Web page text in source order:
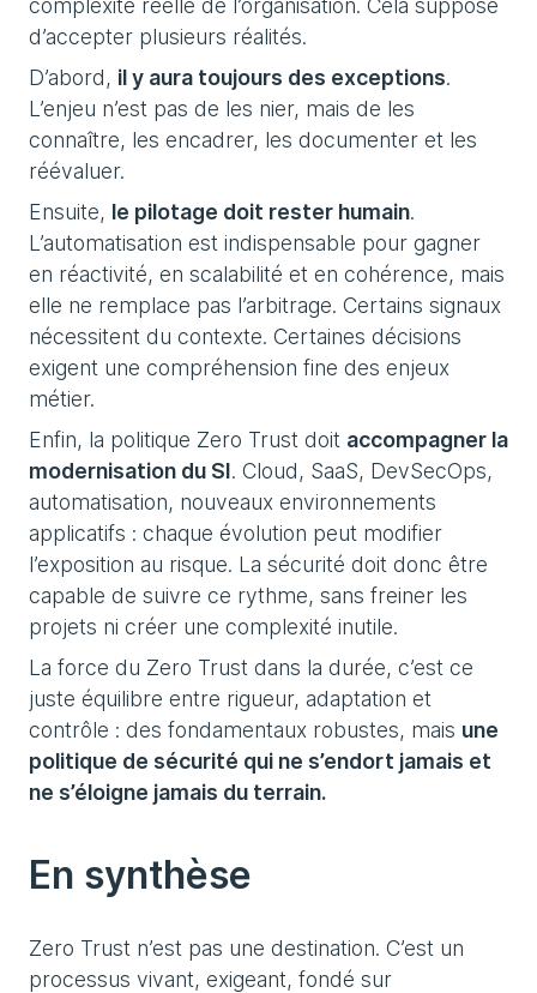
d’accepter plusieurs réalités.
D’abord, il y aura toujours des exceptions.
L’enjeu n’est pas de les nier, mais de les
connaître, les encadrer, les documenter et les
réévaluer.
Ensuite, le pilotage doit rester humain.
L’automatisation est indispensable pour gagner
en réactivité, en scalabilité et en cohérence, mais
elle ne remplace pas l’arbitrage. Certains signaux
nécessitent du contexte. Certaines décisions
exigent une compréhension fine des enjeux
métier.
Enfin, la politique Zero Trust doit accompagner la
modernisation du SI. Cloud, SaaS, DevSecOps,
automatisation, nouveaux environnements
applicatifs : chaque évolution peut modifier
l’exposition au risque. La sécurité doit donc être
capable de suivre ce rythme, sans freiner les
projets ni créer une complexité inutile.
La force du Zero Trust dans la durée, c’est ce
juste équilibre entre rigueur, adaptation et
contrôle : des fondamentaux robustes, mais une
politique de sécurité qui ne s’endort jamais et
ne s’éloigne jamais du terrain.
En synthèse
Zero Trust n’est pas une destination. C’est un
processus vivant, exigeant, fondé sur